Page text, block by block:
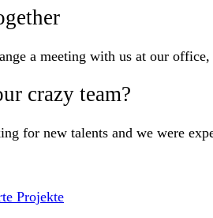
a meeting with us at our
crazy team?
for new talents and we were
Projekte